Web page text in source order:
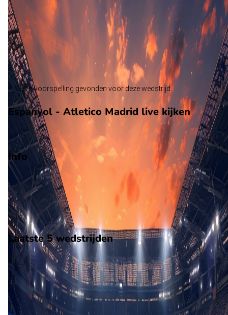
Atletico Madrid
Alle wedstrijden
Espanyol - Atletico Madrid
Opstellingen
Voorspelling
Voorbeschouwing
Geen voorspelling gevonden voor deze wedstrijd.
Espanyol - Atletico Madrid live kijken
Ziggo Sport
Info
Op 18 oktober 2026 gaat Espanyol de strijd aan met Atletico
Madrid. De wedstrijd wordt afgetrapt om 13:00 en wordt
gespeeld in de LaLiga.
Stadion: RCDE Stadium
Scheidsrechter: Onbekend
Laatste 5 wedstrijden
H2H
Espanyol
Atletico Madrid
21 feb 2026
Atletico Madrid